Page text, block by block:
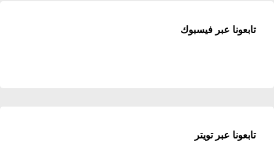
تابعونا عبر فيسبوك
تابعونا عبر تويتر